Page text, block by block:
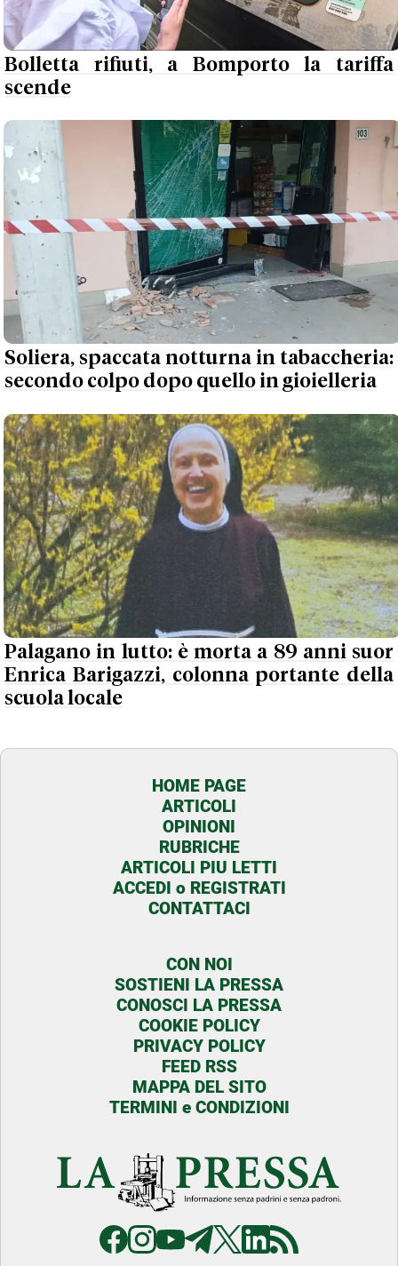
Bolletta rifiuti, a Bomporto la tariffa
scende
Soliera, spaccata notturna in tabaccheria:
secondo colpo dopo quello in gioielleria
Palagano in lutto: è morta a 89 anni suor
Enrica Barigazzi, colonna portante della
scuola locale
HOME PAGE
ARTICOLI
OPINIONI
RUBRICHE
ARTICOLI PIU LETTI
ACCEDI o REGISTRATI
CONTATTACI
CON NOI
SOSTIENI LA PRESSA
CONOSCI LA PRESSA
COOKIE POLICY
PRIVACY POLICY
FEED RSS
MAPPA DEL SITO
TERMINI e CONDIZIONI